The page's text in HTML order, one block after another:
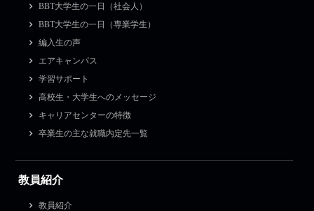
BBT大学生の一日（社会人）
BBT大学生の一日（専業学生）
編入生の声
エアキャンパス
学習サポート
高校生・大学生へのメッセージ
キャリアセンターの特徴
卒業生の主な就職内定先一覧
教員紹介
教員紹介